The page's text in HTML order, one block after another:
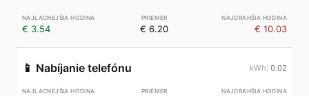
€ 3.54 € 6.20 € 10.03
📱 Nabíjanie telefónu 0.02